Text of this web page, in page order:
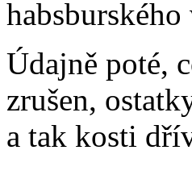
Údajně poté,
zrušen,
a tak kosti